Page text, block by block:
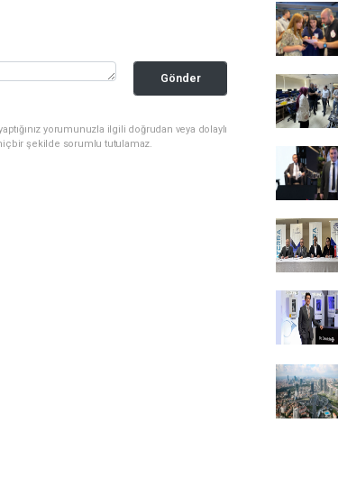
Gönder
yorumunuzla ilgili doğrudan veya dolaylı
şekilde sorumlu tutulamaz.